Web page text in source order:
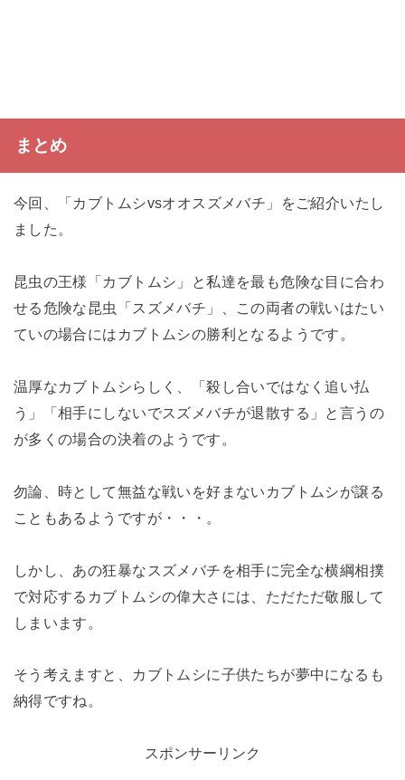
まとめ
今回、「カブトムシvsオオスズメバチ」をご紹介いたし
ました。
昆虫の王様「カブトムシ」と私達を最も危険な目に合わ
せる危険な昆虫「スズメバチ」、この両者の戦いはたい
ていの場合にはカブトムシの勝利となるようです。
温厚なカブトムシらしく、「殺し合いではなく追い払
う」「相手にしないでスズメバチが退散する」と言うの
が多くの場合の決着のようです。
勿論、時として無益な戦いを好まないカブトムシが譲る
こともあるようですが・・・。
しかし、あの狂暴なスズメバチを相手に完全な横綱相撲
で対応するカブトムシの偉大さには、ただただ敬服して
しまいます。
そう考えますと、カブトムシに子供たちが夢中になるも
納得ですね。
スポンサーリンク